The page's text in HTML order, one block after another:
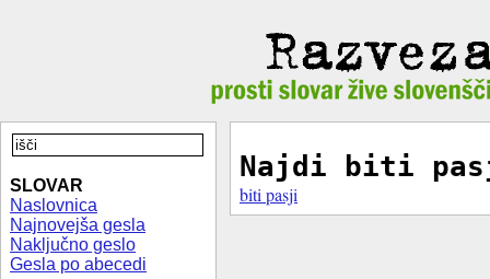
SLOVAR
Naslovnica
Najnovejša gesla
Naključno geslo
Gesla po abecedi
Najdi biti
biti pasji